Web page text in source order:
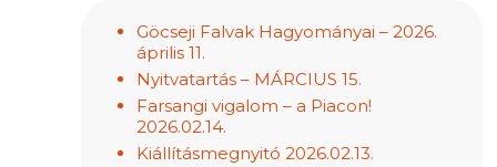
Göcseji Falvak Hagyományai – 2026.
április 11.
Nyitvatartás – MÁRCIUS 15.
Farsangi vigalom – a Piacon!
2026.02.14.
Kiállításmegnyitó 2026.02.13.